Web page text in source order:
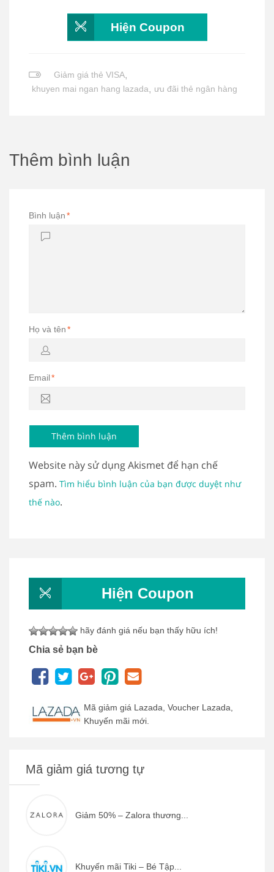
Hiện Coupon
Giảm giá thẻ VISA,
khuyen mai ngan hang lazada, ưu đãi thẻ ngân hàng
Thêm bình luận
Bình luận*
Họ và tên*
Email*
Website này sử dụng Akismet để hạn chế
spam. Tìm hiểu bình luận của bạn được duyệt như
thế nào.
Hiện Coupon
hãy đánh giá nếu bạn thấy hữu ích!
Chia sẻ bạn bè
Mã giảm giá Lazada, Voucher Lazada,
Khuyến mãi mới.
Mã giảm giá tương tự
Giảm 50% – Zalora thương...
Khuyến mãi Tiki – Bé Tập...